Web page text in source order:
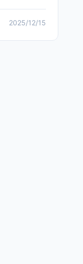
2025/12/15